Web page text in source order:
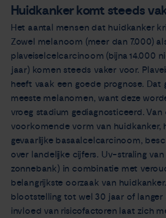
Huidkanker komt steeds
Het aantal mensen dat huidkanker
Zowel melanoom (meer dan 7.000)
plaveiselcelcarcinoom (bijna 14.000
jaar) komen steeds vaker voor.
heeft vaak een goede prognose.
meeste melanomen, want deze
vroeg stadium gediagnosticeerd. Van
voorkomende vorm van huidkanker,
gevaarlijke basaalcelcarcinoom,
over landelijke cijfers. Uv-straling van
zonnebank) in combinatie met
belangrijkste oorzaak van
blootstelling tot wel 30 jaar of langer
invloed van risicofactoren laat zich